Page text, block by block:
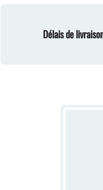
Délais de